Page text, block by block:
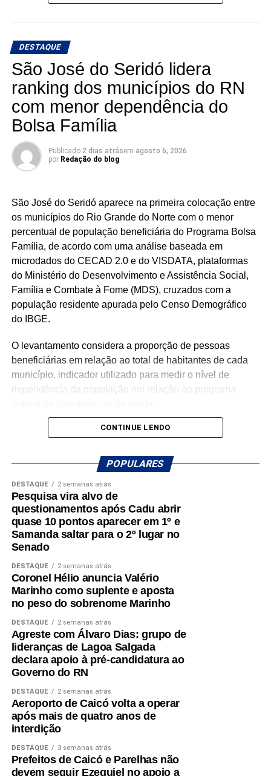
Os três possuem bases e estruturas eleitorais importantes
e chegam à reta da pré-campanha buscando garantir um
potencial para fazer sete cadeiras, a briga pela última
vaga promete ser uma das mais acirradas da eleição para
a ALRN em 2026
DESTAQUE
São José do Seridó lidera
ranking dos municípios do RN
com menor dependência do
Bolsa Família
Publicado 2 dias atrásem agosto 6, 2026
por Redação do blog
São José do Seridó aparece na primeira colocação entre
os municípios do Rio Grande do Norte com o menor
percentual de população beneficiária do Programa Bolsa
Família, de acordo com uma análise baseada em
microdados do CECAD 2.0 e do VISDATA, plataformas
do Ministério do Desenvolvimento e Assistência Social,
Família e Combate à Fome (MDS), cruzados com a
população residente apurada pelo Censo Demográfico
do IBGE.
O levantamento considera a proporção de pessoas
beneficiárias em relação ao total de habitantes de cada
município, indicador utilizado para medir o nível de
dependência da população em relação ao programa
Com população de 4.558 habitantes, São José do Seridó
Família, o equivalente a 13,6% da população, o menor
percentual entre os municípios potiguares analisados.
Na sequência aparecem Ouro Branco (16,7%), Cruzeta
(18,5%), Parnamirim (20,1%), Jardim do Seridó (20,7%),
Acari (21,8%), Natal (22,3%), Carnaúba dos Dantas
(23,2%), Mossoró (25,7%) e Caicó (30,2%).
Segundo a análise, o desempenho de São José do
Seridó está associado à diversificação da economia local
e à geração de empregos formais. O município possui
bonelaria, segmentos que absorvem parcela significativa
da mão de obra, contribuindo para o aumento da renda
das famílias e reduzindo a necessidade de acesso ao
benefício.
Especialistas que analisaram os dados também atribuem
esse resultado ao trabalho desenvolvido pela política
municipal de assistência social. Na avaliação deles, a
atuação da gestão da Secretaria Municipal de Trabalho,
Habitação e Assistência Social, comandada pela
secretária Suzete Pereira, tem contribuído para fortalecer
CONTINUE LENDO
POPULARES
DESTAQUE 2 semanas atrás
Pesquisa vira alvo de
questionamentos após Cadu abrir
quase 10 pontos aparecer em 1º e
Samanda saltar para o 2º lugar no
Senado
DESTAQUE 2 semanas atrás
Coronel Hélio anuncia Valério
Marinho como suplente e aposta
no peso do sobrenome Marinho
DESTAQUE 2 semanas atrás
Agreste com Álvaro Dias: grupo de
lideranças de Lagoa Salgada
declara apoio à pré-candidatura ao
Governo do RN
DESTAQUE 2 semanas atrás
Aeroporto de Caicó volta a operar
após mais de quatro anos de
interdição
DESTAQUE 3 semanas atrás
Prefeitos de Caicó e Parelhas não
devem seguir Ezequiel no apoio a